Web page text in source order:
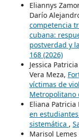
Eliannys
Darío
competencia
cubana:
postverdad y
168 (2026)
Jessica
Vera Meza,
víctimas de
Metropolitano
Eliana Patricia
en
sistemática ,
Marisol